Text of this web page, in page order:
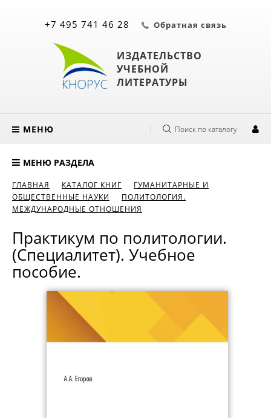
ИЗДАТЕЛЬСТВО
УЧЕБНОЙ
ЛИТЕРАТУРЫ
+7 495 741 46 28 Обратная связь
МЕНЮ Поиск по каталогу
МЕНЮ РАЗДЕЛА
ГЛАВНАЯ КАТАЛОГ КНИГ
ГУМАНИТАРНЫЕ И
ОБЩЕСТВЕННЫЕ НАУКИ
ПОЛИТОЛОГИЯ.
МЕЖДУНАРОДНЫЕ ОТНОШЕНИЯ
Практикум по политологии.
(Специалитет). Учебное
пособие.